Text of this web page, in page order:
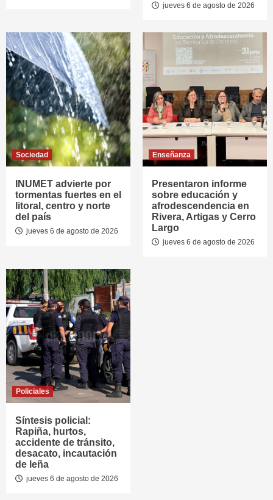
jueves 6 de agosto de 2026
Sociedad
INUMET advierte por
tormentas fuertes en el
litoral, centro y norte
del país
jueves 6 de agosto de 2026
Enseñanza
Presentaron informe
sobre educación y
afrodescendencia en
Rivera, Artigas y Cerro
Largo
jueves 6 de agosto de 2026
Policiales
Síntesis policial:
Rapiña, hurtos,
accidente de tránsito,
desacato, incautación
de leña
jueves 6 de agosto de 2026